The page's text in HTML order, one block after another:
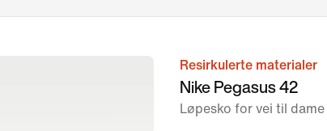
bildeResirkulerte materialer
Nike Pegasus 42
Løpesko for vei til dame